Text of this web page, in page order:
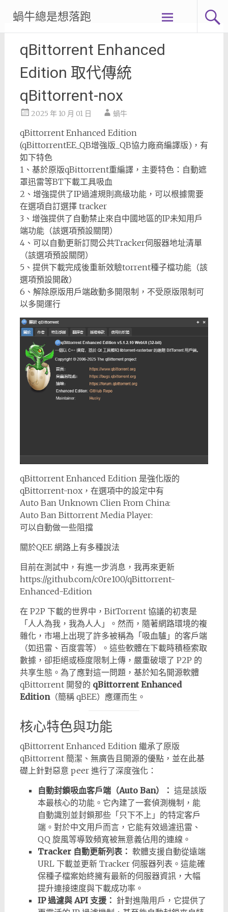
content
蝸牛總是想落跑
qBittorrent Enhanced
Edition 取代傳統
qBittorrent-nox
2025 年 10 月 01 日 蝸牛
qBittorrent Enhanced Edition
(qBittorrentEE_QB增強版_QB協力廠商編譯版)，有
如下特色
1、基於原版qBittorrent重編譯，主要特色：自動遮
罩迅雷等BT下載工具吸血
2、增強提供了IP過濾規則高級功能，可以根據需要
在選項自訂選擇 tracker
3、增強提供了自動禁止來自中國地區的IP未知用戶
端功能（該選項預設關閉）
4、可以自動更新訂閱公共Tracker伺服器地址清單
（該選項預設關閉）
5、提供下載完成後重新效驗torrent種子檔功能（該
選項預設開啟）
6、解除原版用戶端啟動多開限制，不受原版限制可
以多開運行
qBittorrent Enhanced Edition 是強化版的
qBittorrent-nox，在選項中的設定中有
Auto Ban Unknown Clien From China:
Auto Ban Bittorrent Media Player:
可以自動做一些阻擋
關於QEE 網路上有多種說法
目前在測試中，有進一步消息，我再來更新
https://github.com/c0re100/qBittorrent-
Enhanced-Edition
在 P2P 下載的世界中，BitTorrent 協議的初衷是
「人人為我，我為人人」。然而，隨著網路環境的複
雜化，市場上出現了許多被稱為「吸血驢」的客戶端
（如迅雷、百度雲等）。這些軟體在下載時積極索取
數據，卻拒絕或極度限制上傳，嚴重破壞了 P2P 的
共享生態。為了應對這一問題，基於知名開源軟體
qBittorrent 開發的 qBittorrent Enhanced
Edition（簡稱 qBEE）應運而生。
核心特色與功能
qBittorrent Enhanced Edition 繼承了原版
qBittorrent 簡潔、無廣告且開源的優點，並在此基
礎上針對惡意 peer 進行了深度強化：
自動封鎖吸血客戶端（Auto Ban）： 這是該版
本最核心的功能。它內建了一套偵測機制，能
自動識別並封鎖那些「只下不上」的特定客戶
端。對於中文用戶而言，它能有效過濾迅雷、
QQ 旋風等導致頻寬被無意義佔用的連線。
Tracker 自動更新列表： 軟體支援自動從遠端
URL 下載並更新 Tracker 伺服器列表。這能確
保種子檔案始終擁有最新的伺服器資訊，大幅
提升連接速度與下載成功率。
IP 過濾與 API 支援： 針對進階用戶，它提供了